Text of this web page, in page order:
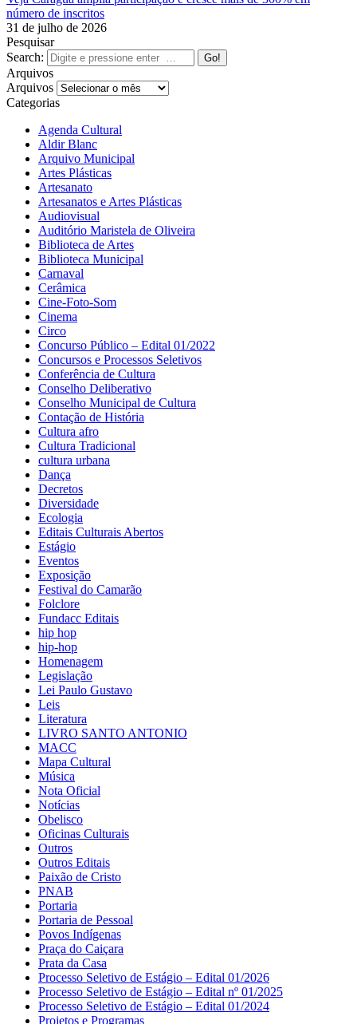
número de inscritos
31 de julho de 2026
Pesquisar
Search:
Arquivos
Arquivos
Categorias
Agenda Cultural
Aldir Blanc
Arquivo Municipal
Artes Plásticas
Artesanato
Artesanatos e Artes Plásticas
Audiovisual
Auditório Maristela de Oliveira
Biblioteca de Artes
Biblioteca Municipal
Carnaval
Cerâmica
Cine-Foto-Som
Cinema
Circo
Concurso Público – Edital 01/2022
Concursos e Processos Seletivos
Conferência de Cultura
Conselho Deliberativo
Conselho Municipal de Cultura
Contação de História
Cultura afro
Cultura Tradicional
cultura urbana
Dança
Decretos
Diversidade
Ecologia
Editais Culturais Abertos
Estágio
Eventos
Exposição
Festival do Camarão
Folclore
Fundacc Editais
hip hop
hip-hop
Homenagem
Legislação
Lei Paulo Gustavo
Leis
Literatura
LIVRO SANTO ANTONIO
MACC
Mapa Cultural
Música
Nota Oficial
Notícias
Obelisco
Oficinas Culturais
Outros
Outros Editais
Paixão de Cristo
PNAB
Portaria
Portaria de Pessoal
Povos Indígenas
Praça do Caiçara
Prata da Casa
Processo Seletivo de Estágio – Edital 01/2026
Processo Seletivo de Estágio – Edital nº 01/2025
Processo Seletivo de Estágio – Edital 01/2024
Projetos e Programas